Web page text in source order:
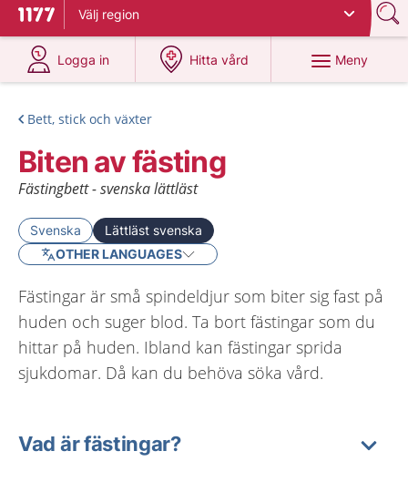
Till startsidan för 1177
Välj region
Logga in
på 1177.se
Hitta vård
på 1177.se
Meny
Bett, stick och växter
Biten av fästing
Fästingbett - svenska lättläst
Svenska
Lättläst svenska
OTHER LANGUAGES
Fästingar är små spindeldjur som biter sig fast på
huden och suger blod. Ta bort fästingar som du
hittar på huden. Ibland kan fästingar sprida
sjukdomar. Då kan du behöva söka vård.
Vad är fästingar?